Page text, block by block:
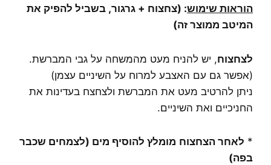
הוראות שימוש: (צחצוח + גרגור, בשביל להפיק את
המיטב ממוצר זה)
לצחצוח, יש להניח מעט מהמשחה על גבי המברשת.
(אפשר גם עם האצבע למרוח על השיניים עצמן)
ניתן להרטיב מעט את המברשת ולצחצח בעדינות את
החניכיים ואת השיניים.
* לאחר הצחצוח מומלץ להוסיף מים (לצמחים שכבר
בפה)